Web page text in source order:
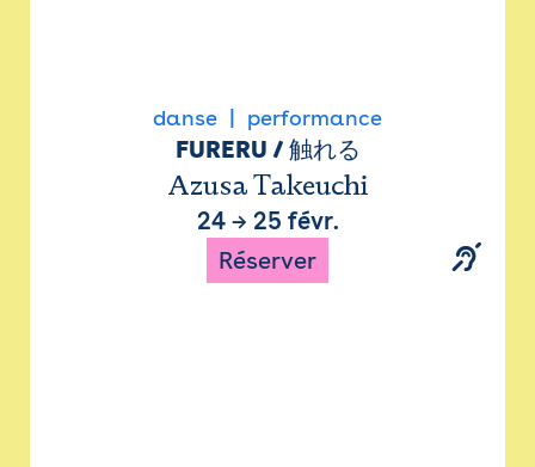
danse performance
FURERU / 触れる
Azusa Takeuchi
24→ 25 févr.
Réserver